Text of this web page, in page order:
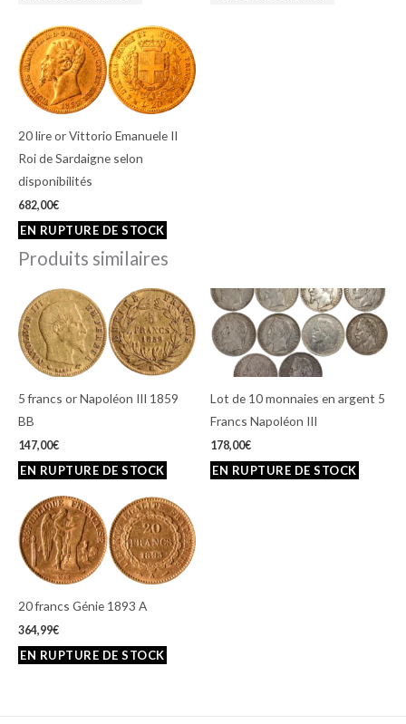
20 lire or Vittorio Emanuele II
Roi de Sardaigne selon
disponibilités
682,00€
Produits similaires
5 francs or Napoléon III 1859
BB
147,00€
Lot de 10 monnaies en argent 5
Francs Napoléon III
178,00€
20 francs Génie 1893 A
364,99€